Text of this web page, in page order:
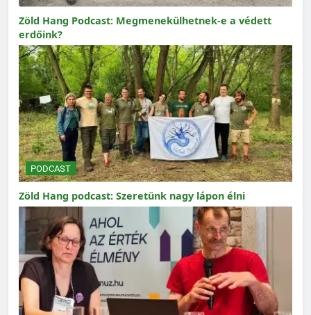
Zöld Hang Podcast: Megmenekülhetnek-e a védett
erdőink?
PODCAST
Zöld Hang podcast: Szeretünk nagy lápon élni